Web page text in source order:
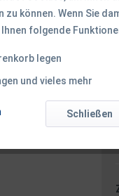
zu können. Wenn Sie
folgende
legen
und vieles mehr
Schließen